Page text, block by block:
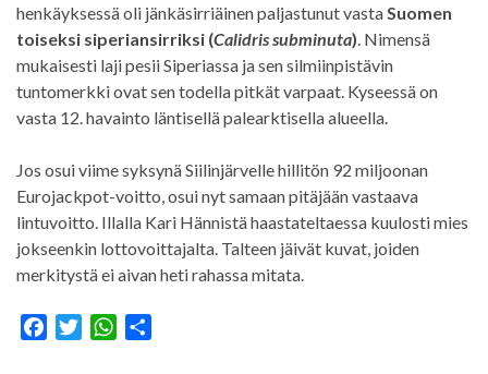
henkäyksessä oli jänkäsirriäinen paljastunut vastaSuomen
toiseksi siperiansirriksi (Calidris subminuta). Nimensä
mukaisesti laji pesii Siperiassa ja sen silmiinpistävin
tuntomerkki ovat sen todella pitkät varpaat. Kyseessä on
vasta 12. havainto läntisellä palearktisella alueella.
Jos osui viime syksynä Siilinjärvelle hillitön 92 miljoonan
Eurojackpot-voitto, osui nyt samaan pitäjään vastaava
lintuvoitto. Illalla Kari Hännistä haastateltaessa kuulosti mies
jokseenkin lottovoittajalta. Talteen jäivät kuvat, joiden
merkitystä ei aivan heti rahassa mitata.
W